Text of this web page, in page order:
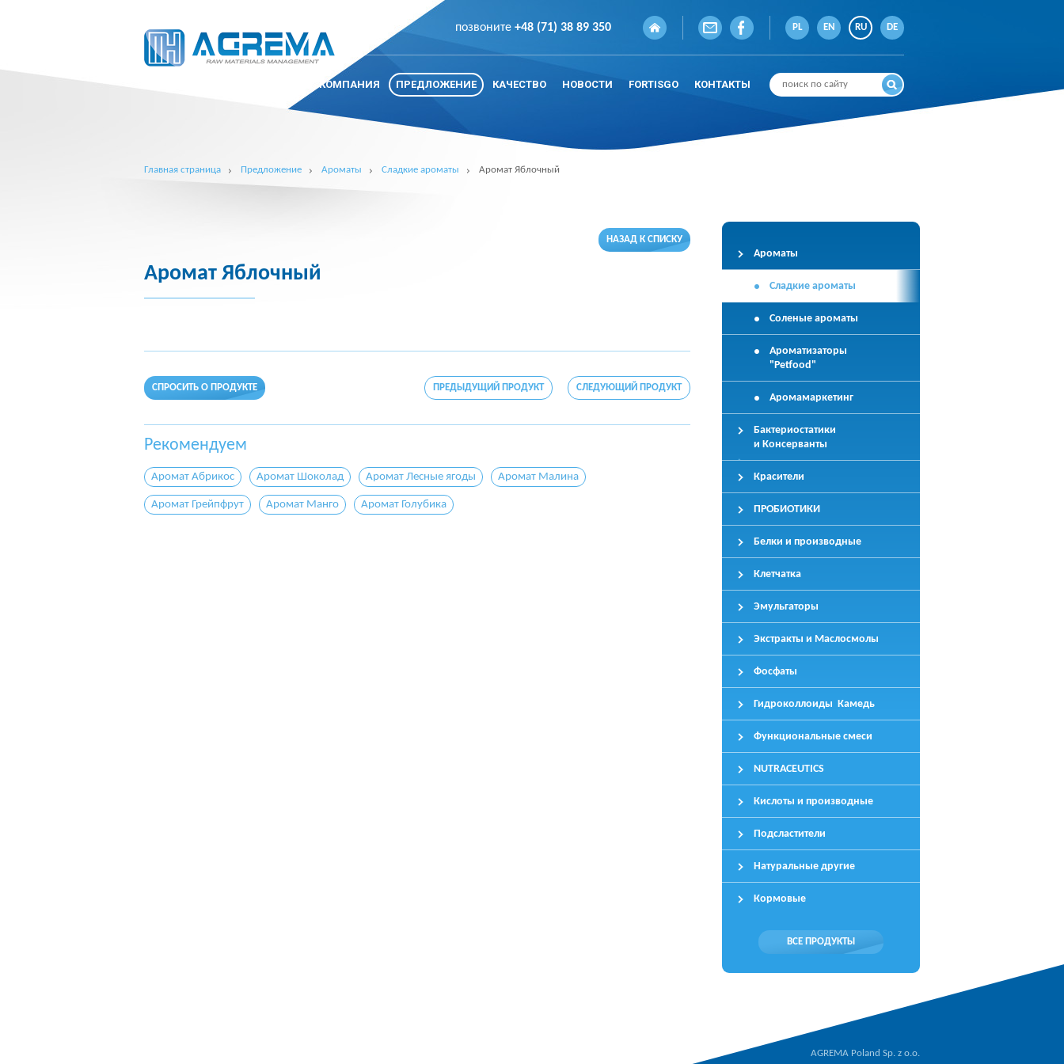
позвоните +48 (71) 38 89 350 PL EN RU DE
КОМПАНИЯ ПРЕДЛОЖЕНИЕ КАЧЕСТВО НОВОСТИ FORTISGO КОНТАКТЫ
Главная страница Предложение Ароматы Сладкие ароматы Аромат Яблочный
Ароматы
Сладкие ароматы
Соленые ароматы
Ароматизаторы
"Petfood"
Аромамаркетинг
Бактериостатики
и Консерванты
Красители
ПРОБИОТИКИ
Белки и производные
Клетчатка
Эмульгаторы
Экстракты и Маслосмолы
Фосфаты
Гидроколлоиды Камедь
Функциональные смеси
NUTRACEUTICS
Кислоты и производные
Подсластители
Натуральные другие
Кормовые
ВСЕ ПРОДУКТЫ
НАЗАД К СПИСКУ
Аромат Яблочный
СПРОСИТЬ О ПРОДУКТЕ ПРЕДЫДУЩИЙ ПРОДУКТ СЛЕДУЮЩИЙ ПРОДУКТ
Рекомендуем
Аромат Абрикос Аромат Шоколад Аромат Лесные ягоды Аромат Малина
Аромат Грейпфрут Аромат Манго Аромат Голубика
AGREMA Poland Sp. z o.o.